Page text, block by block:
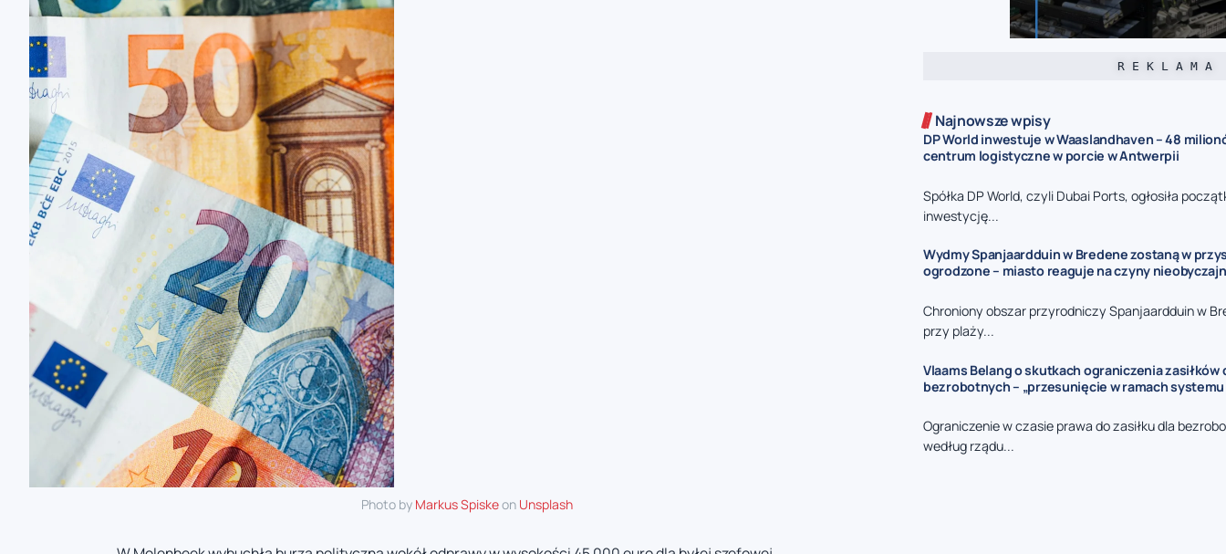
zaobserwuj nas
Photo by Markus Spiskeon Unsplash
R E K L A M A
Najnowsze wpisy
DP World inwestuje w Waaslandhaven – 48
centrum logistyczne w porcie w Antwerpii
Spółka DP World, czyli Dubai Ports, ogłosiła
inwestycję...
Wydmy Spanjaardduin w Bredene zostaną w
ogrodzone – miasto reaguje na czyny
Chroniony obszar przyrodniczy Spanjaardduin w
przy plaży...
Vlaams Belang o skutkach ograniczenia zasiłków
bezrobotnych – „przesunięcie w ramach systemu
Ograniczenie w czasie prawa do zasiłku dla
według rządu...